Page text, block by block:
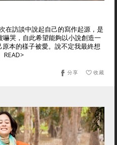
在訪談中說起自己的寫作起源，是
哭，自此希望能夠以小說創造一
本的樣子被愛。說不定我最終想
READ>
收藏
分享